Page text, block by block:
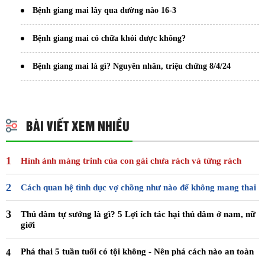
Bệnh giang mai lây qua đường nào 16-3
Bệnh giang mai có chữa khỏi được không?
Bệnh giang mai là gì? Nguyên nhân, triệu chứng 8/4/24
BÀI VIẾT XEM NHIỀU
Hình ảnh màng trinh của con gái chưa rách và từng rách
Cách quan hệ tình dục vợ chồng như nào để không mang thai
Thủ dâm tự sướng là gì? 5 Lợi ích tác hại thủ dâm ở nam, nữ
giới
Phá thai 5 tuần tuổi có tội không - Nên phá cách nào an toàn